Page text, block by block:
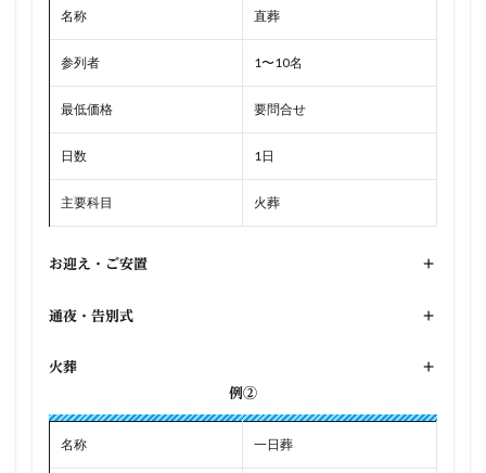
名称 直葬
参列者 1〜10名
最低価格 要問合せ
日数 1日
主要科目 火葬
お迎え・ご安置 +
通夜・告別式 +
火葬
+
例②
名称 一日葬